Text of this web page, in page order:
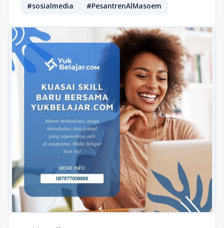
#sosialmedia
#PesantrenAlMasoem